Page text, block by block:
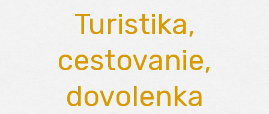
Turistika,
cestovanie,
dovolenka